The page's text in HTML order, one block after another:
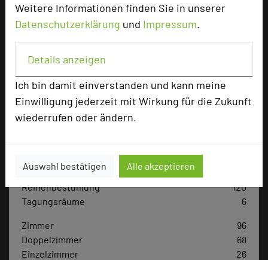
Weitere Informationen finden Sie in unserer
Datenschutzerklärung und Impressum.
Details anzeigen
Ich bin damit einverstanden und kann meine
Einwilligung jederzeit mit Wirkung für die Zukunft
wiederrufen oder ändern.
Auswahl bestätigen Alle akzeptieren
Tagungsteilnehmer
Hotel bewerten
Hoteldaten
Max. Tagungskapazität (Personen)
Parlamentarisch
Reihenbestuhlung
120
Tagungsräume
6
Zimmer
96
Doppelzimmer
68
Einzelzimmer
26